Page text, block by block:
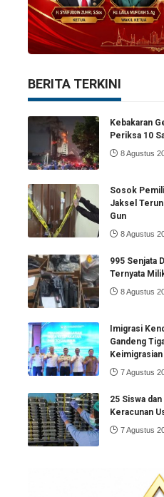
BERITA TERKINI
Kebakaran
Periksa 10
8 Agustus
Sosok
Jaksel
Gun
8 Agustus
995 Senjata
Ternyata
8 Agustus
Imigrasi
Gandeng
Keimigrasian
7 Agustus
25 Siswa
Keracunan
7 Agustus